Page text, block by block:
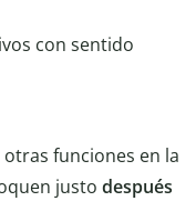
con sentido
funciones en la
justo después